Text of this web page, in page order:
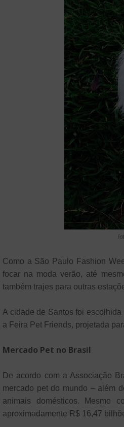
Como a São Paulo Fashion
focar na moda verão, até
também trajes para outras
A cidade de Santos foi
a Feira Pet Friends, projetada
Mercado Pet no Brasil
De acordo com a Associação
mercado pet do mundo – além
animais domésticos. Mesmo
aproximadamente R$ 16,47